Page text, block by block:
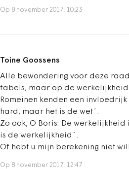
Op 8 november 2017, 10:23
Toine Goossens
Alle bewondering voor deze
fabels, maar op de werkelijkheid
Romeinen kenden een invloedrijk
hard, maar het is de wet´.
Zo ook, O Boris: De
is de werkelijkheid´.
Of hebt u mijn berekening niet
Op 8 november 2017, 12:47